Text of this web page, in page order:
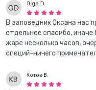
Olga D.
В заповедник Оксана нас
отдельное спасибо,
жаре несколько часов,
специй-ничего
Котов В.